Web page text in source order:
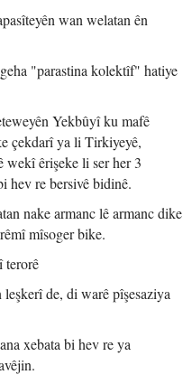
wan welatan ên
"parastina kolektîf" hatiye
Yekbûyî ku mafê
çekdarî ya li Tirkiyeyê,
wekî êrişeke li ser her 3
hev re bersivê bidinê.
nake armanc lê armanc dike
mîsoger bike.
terorê
leşkerî de, di warê pîşesaziya
xebata bi hev re ya